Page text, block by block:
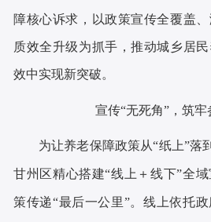
障核心诉求，以政策宣传全覆盖
质效全升级为抓手，推动城乡居
效中实现新突破。
宣传“无死角”，筑
为让养老保障政策从“纸上”落
甘州区精心搭建“线上＋线下”全
策传递“最后一公里”。线上依托